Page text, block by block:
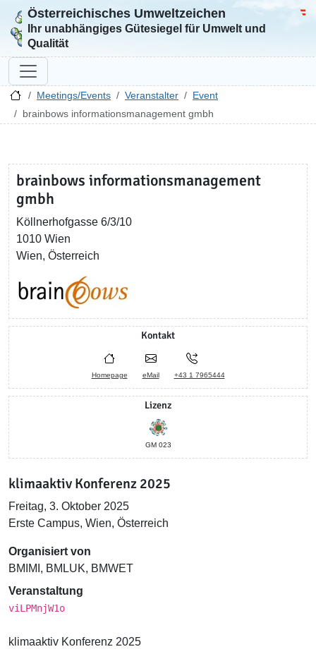
Zur Startseite
Österreichisches Umweltzeichen
Ihr unabhängiges Gütesiegel für Umwelt und
Qualität
Meetings/Events Veranstalter
Event
brainbows informationsmanagement gmbh
brainbows informationsmanagement
gmbh
Köllnerhofgasse 6/3/10
1010 Wien
Wien, Österreich
Kontakt
Homepage eMail +43 1 7965444
Lizenz
GM 023
klimaaktiv Konferenz 2025
Freitag, 3. Oktober 2025
Erste Campus, Wien, Österreich
Organisiert von
BMIMI, BMLUK, BMWET
Veranstaltung
viLPMnjW1o
klimaaktiv Konferenz 2025